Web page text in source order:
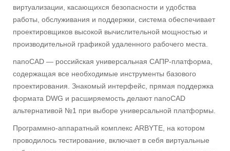
виртуализации, касающихся безопасности и удобства
работы, обслуживания и поддержки, система обеспечивает
проектировщиков высокой вычислительной мощностью и
производительной графикой удаленного рабочего места.
nanoCAD — российская универсальная САПР-платформа,
содержащая все необходимые инструменты базового
проектирования. Знакомый интерфейс, прямая поддержка
формата DWG и расширяемость делают nanoCAD
альтернативой №1 при выборе универсальной платформы.
Программно-аппаратный комплекс ARBYTE, на котором
проводилось тестирование, включает в себя виртуальные